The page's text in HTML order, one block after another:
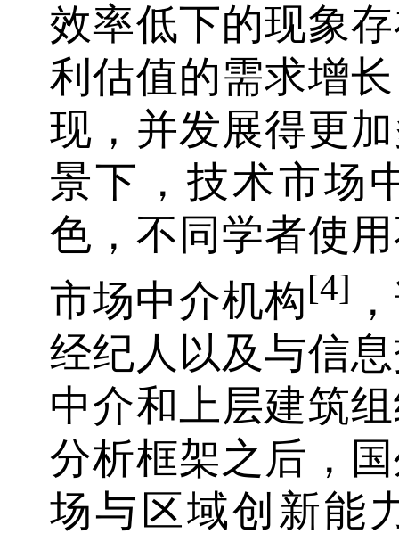
效率低下的现象
利估值的需求增
现，并发展得更
景下，技术市场
色，不同学者使
市场中介机构[4]
经纪人以及与信
中介和上层建筑
分析框架之后，
场与区域创新能